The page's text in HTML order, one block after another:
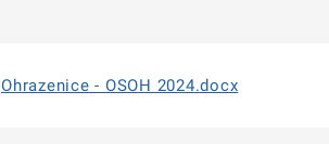
Ohrazenice - OSOH 2024.docx